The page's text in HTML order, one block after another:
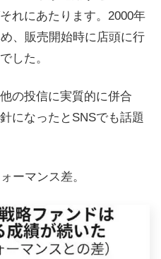
れにあたります。2000年
、販売開始時に店頭に行
した。
の投信に実質的に併合
になったとSNSでも話題
ーマンス差。